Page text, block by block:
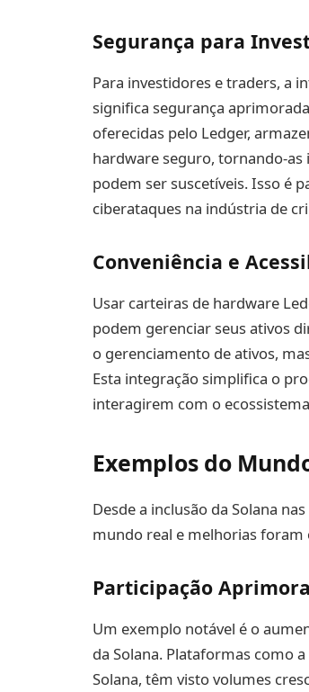
Segurança para
Para investidores e traders, a
significa segurança
oferecidas pelo Ledger,
hardware seguro, tornando-
podem ser suscetíveis. Isso é
ciberataques na indústria de
Conveniência e
Usar carteiras de hardware
podem gerenciar seus ativos
o gerenciamento de ativos,
Esta integração simplifica o
interagirem com o
Exemplos do
Desde a inclusão da Solana
mundo real e melhorias foram
Participação
Um exemplo notável é o
da Solana. Plataformas como
Solana, têm visto volumes